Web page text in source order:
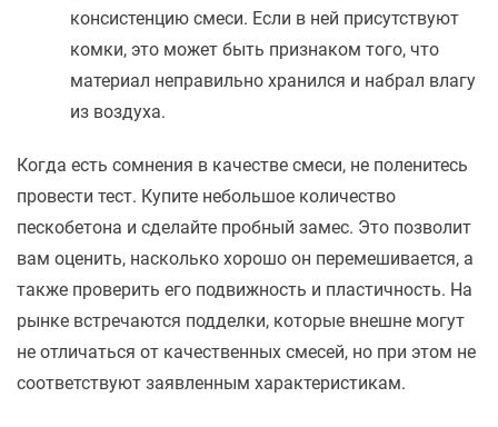
консистенцию смеси. Если в ней присутствуют
комки, это может быть признаком того, что
материал неправильно хранился и набрал влагу
из воздуха.
Когда есть сомнения в качестве смеси, не поленитесь
провести тест. Купите небольшое количество
пескобетона и сделайте пробный замес. Это позволит
вам оценить, насколько хорошо он перемешивается, а
также проверить его подвижность и пластичность. На
рынке встречаются подделки, которые внешне могут
не отличаться от качественных смесей, но при этом не
соответствуют заявленным характеристикам.